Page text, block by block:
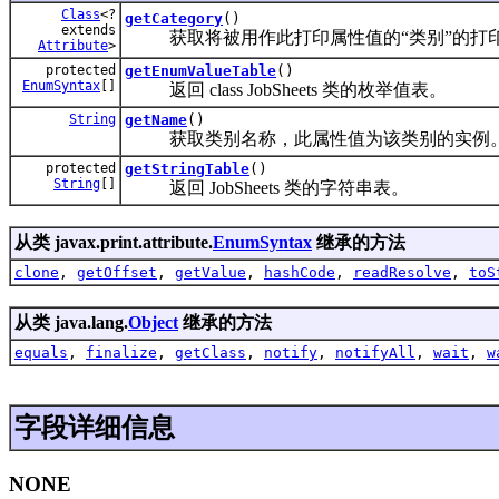
Class<?
extends
Attribute>
getCategory()
获取将被用作此打印属性值的“类别”的打印
protected
EnumSyntax []
getEnumValueTable()
返回 class JobSheets 类的枚举值表。
String getName()
获取类别名称，此属性值为该类别的实例。
protected
String []
getStringTable()
返回 JobSheets 类的字符串表。
从类 javax.print.attribute.EnumSyntax 继承的方法
clone , getOffset , getValue , hashCode , readResolve ,
从类 java.lang.Object 继承的方法
equals , finalize , getClass , notify , notifyAll , wait ,
字段详细信息
NONE